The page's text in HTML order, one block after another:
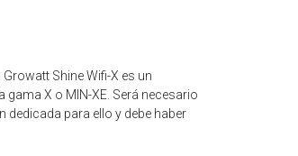
Shine Wifi-X es un
X o MIN-XE. Será necesario
dedicada para ello y debe haber